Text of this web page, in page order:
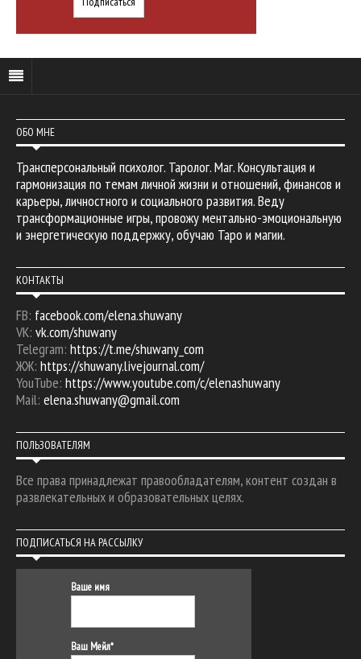
ОБО МНЕ
Трансперсональный психолог. Таролог. Маг. Консультация и
гармонизация по темам личной жизни и отношений, финансов и
карьеры, личностного и социального развития. Веду
трансформационные игры, провожу ментально-эмоциональную
и энергетическую поддержку, обучаю Таро и магии.
КОНТАКТЫ
FB: facebook.com/elena.shuwany
VK: vk.com/shuwany
Telegram: https://t.me/shuwany_com
ЖЖ: https://shuwany.livejournal.com/
YouTube: https://www.youtube.com/c/elenashuwany
Mail: elena.shuwany@gmail.com
ПОЛЬЗОВАТЕЛЯМ
Все права принадлежат правообладателям, контент создан в
развлекательных и образовательных целях.
ПОДПИСАТЬСЯ НА РАССЫЛКУ
Ваше имя
Ваш Мейл*